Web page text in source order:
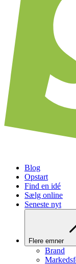
Blog
Opstart
Find en idé
Sælg online
Seneste nyt
Flere emner
Brand